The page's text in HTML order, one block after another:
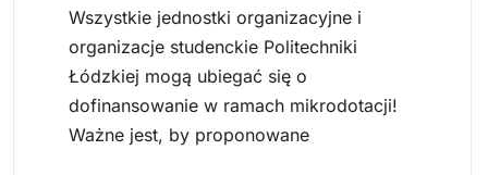
Wszystkie jednostki organizacyjne i
organizacje studenckie Politechniki
Łódzkiej mogą ubiegać się o
dofinansowanie w ramach mikrodotacji!
Ważne jest, by proponowane